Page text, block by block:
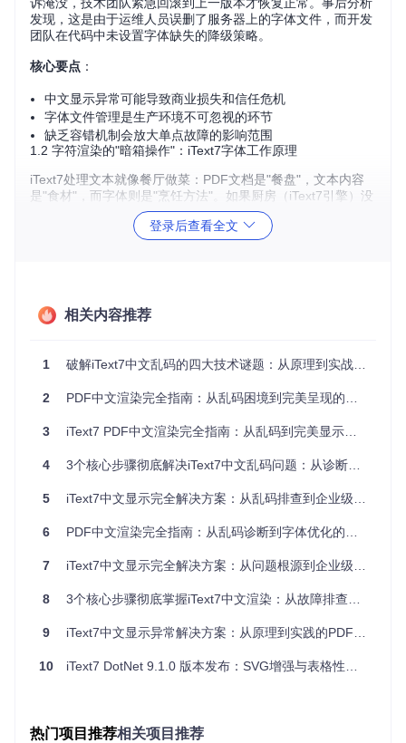
发现，这是由于运维人员误删了服务器上的字体文件，而开发
团队在代码中未设置字体缺失的降级策略。
核心要点 ：
中文显示异常可能导致商业损失和信任危机
字体文件管理是生产环境不可忽视的环节
缺乏容错机制会放大单点故障的影响范围
1.2 字符渲染的"暗箱操作"：iText7字体工作原理
iText7处理文本就像餐厅做菜：PDF文档是"餐盘"，文本内容
是"食材"，而字体则是"烹饪方法"。如果厨房（iText7引擎）没
有合适的烹饪方法（中文字体），再新鲜的食材（中文内容）
也无法呈现出美味（正确显示）。
字符映射：将Unicode编码匹配到字体中的字形
** glyph渲染**：将字形轮廓绘制到PDF页面
当这三个环节任何一个出现问题，中文就会显示异常。
1.3 常见症状与底层病因对照表
出现概
率
块
字体未加载或加载失败 65%
部分生僻字显示异
字体字符集不完整 20%
同页面字体忽大忽
化
方案设计：构建iText7中文渲染的技术蓝图
2.1 字体选型决策树：找到最适合你的"中文搭档"
登录后查看全文
相关内容推荐
1 破解iText7中文乱码的四大技术谜题：从原理到实战的PDF字体解决方案
2 PDF中文渲染完全指南：从乱码困境到完美呈现的技术探索
3 iText7 PDF中文渲染完全指南：从乱码到完美显示的字体配置方案
4 3个核心步骤彻底解决iText7中文乱码问题：从诊断到优化的实战指南
5 iText7中文显示完全解决方案：从乱码排查到企业级实践指南
6 PDF中文渲染完全指南：从乱码诊断到字体优化的系统解决方案
7 iText7中文显示完全解决方案：从问题根源到企业级应用优化
8 3个核心步骤彻底掌握iText7中文渲染：从故障排查到优化实战指南
9 iText7中文显示异常解决方案：从原理到实践的PDF字体配置完全指南
10 iText7 DotNet 9.1.0 版本发布：SVG增强与表格性能优化
热门项目推荐相关项目推荐